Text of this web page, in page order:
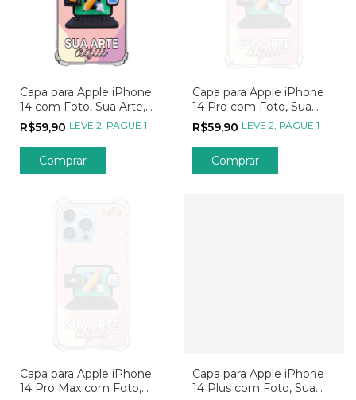
Capa para Apple iPhone
14 com Foto, Sua Arte,
Seu Jeito, Sua Estampa
R$59,90 LEVE 2, PAGUE 1
Comprar
Capa para Apple iPhone
14 Pro com Foto, Sua
Arte, Seu Jeito, Sua
Estampa
R$59,90 LEVE 2, PAGUE 1
Comprar
Capa para Apple iPhone
14 Pro Max com Foto,
Capa para Apple iPhone
14 Plus com Foto, Sua